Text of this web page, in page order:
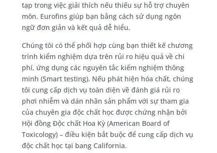
tạp trong việc giải thích nếu thiếu sự hỗ trợ chuyên
môn. Eurofins giúp bạn bằng cách sử dụng ngôn
ngữ đơn giản và kết quả dễ hiểu.
Chúng tôi có thể phối hợp cùng bạn thiết kế chương
trình kiểm nghiệm dựa trên rủi ro hiệu quả về chi
phí, ứng dụng các nguyên tắc kiểm nghiệm thông
minh (Smart testing). Nếu phát hiện hóa chất, chúng
tôi cung cấp dịch vụ toàn diện về đánh giá rủi ro
phơi nhiễm và dán nhãn sản phẩm với sự tham gia
của chuyên gia độc chất học được chứng nhận bởi
Hội đồng Độc chất Hoa Kỳ (American Board of
Toxicology) – điều kiện bắt buộc để cung cấp dịch vụ
độc chất học tại bang California.